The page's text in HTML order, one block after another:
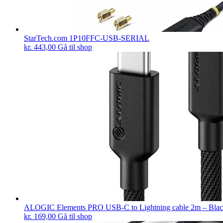
StarTech.com 1P10FFC-USB-SERIAL
kr. 443,00 Gå til shop
ALOGIC Elements PRO USB-C to Lightning cable 2m –
kr. 169,00 Gå til shop